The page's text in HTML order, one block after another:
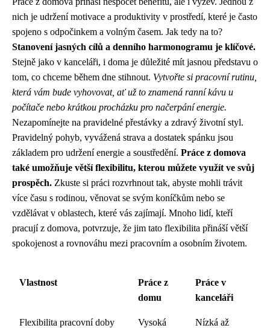
nich je udržení motivace a produktivity v prostředí, které je často
spojeno s odpočinkem a volným časem. Jak tedy na to?
Stanovení jasných cílů a denního harmonogramu je klíčové.
Stejně jako v kanceláři, i doma je důležité mít jasnou představu o
tom, co chceme během dne stihnout. Vytvořte si pracovní rutinu,
která vám bude vyhovovat, ať už to znamená ranní kávu u
počítače nebo krátkou procházku pro načerpání energie.
Nezapomínejte na pravidelné přestávky a zdravý životní styl.
Pravidelný pohyb, vyvážená strava a dostatek spánku jsou
základem pro udržení energie a soustředění. Práce z domova
také umožňuje větší flexibilitu, kterou můžete využít ve svůj
prospěch. Zkuste si práci rozvrhnout tak, abyste mohli trávit
více času s rodinou, věnovat se svým koníčkům nebo se
vzdělávat v oblastech, které vás zajímají. Mnoho lidí, kteří
pracují z domova, potvrzuje, že jim tato flexibilita přináší větší
spokojenost a rovnováhu mezi pracovním a osobním životem.
Vlastnost
Práce z
domu
Práce v
kanceláři
Flexibilita pracovní doby Vysoká
Nízká až